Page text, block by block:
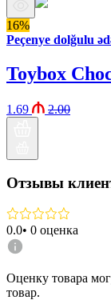
16%
Peçenye dolğulu
Toybox
1.69 2.00
Отзывы
0.0• 0 оценка
Оценку товара
товар.